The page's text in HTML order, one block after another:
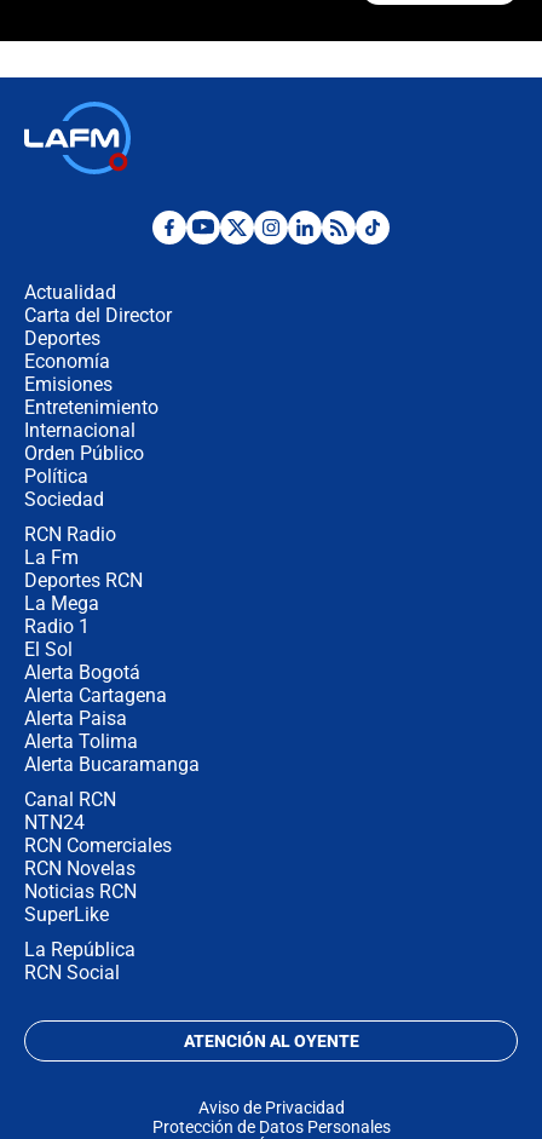
¿La posesión de Abelardo De la
Actualidad
Carta del Director
Deportes
Economía
Emisiones
Entretenimiento
Internacional
Orden Público
Política
Sociedad
RCN Radio
La Fm
Deportes RCN
La Mega
Radio 1
El Sol
Alerta Bogotá
Alerta Cartagena
Alerta Paisa
Alerta Tolima
Alerta Bucaramanga
Canal RCN
NTN24
RCN Comerciales
RCN Novelas
Noticias RCN
SuperLike
La República
RCN Social
ATENCIÓN AL OYENTE
Aviso de Privacidad
Protección de Datos Personales